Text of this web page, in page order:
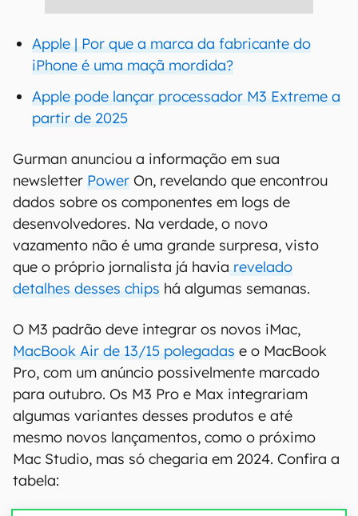
Apple | Por que a marca da fabricante do
iPhone é uma maçã mordida?
Apple pode lançar processador M3 Extreme a
partir de 2025
Gurman anunciou a informação em sua
newsletter Power On, revelando que encontrou
dados sobre os componentes em logs de
desenvolvedores. Na verdade, o novo
vazamento não é uma grande surpresa, visto
que o próprio jornalista já havia revelado
detalhes desses chips há algumas semanas.
O M3 padrão deve integrar os novos iMac,
MacBook Air de 13/15 polegadas e o MacBook
Pro, com um anúncio possivelmente marcado
para outubro. Os M3 Pro e Max integrariam
algumas variantes desses produtos e até
mesmo novos lançamentos, como o próximo
Mac Studio, mas só chegaria em 2024. Confira a
tabela: